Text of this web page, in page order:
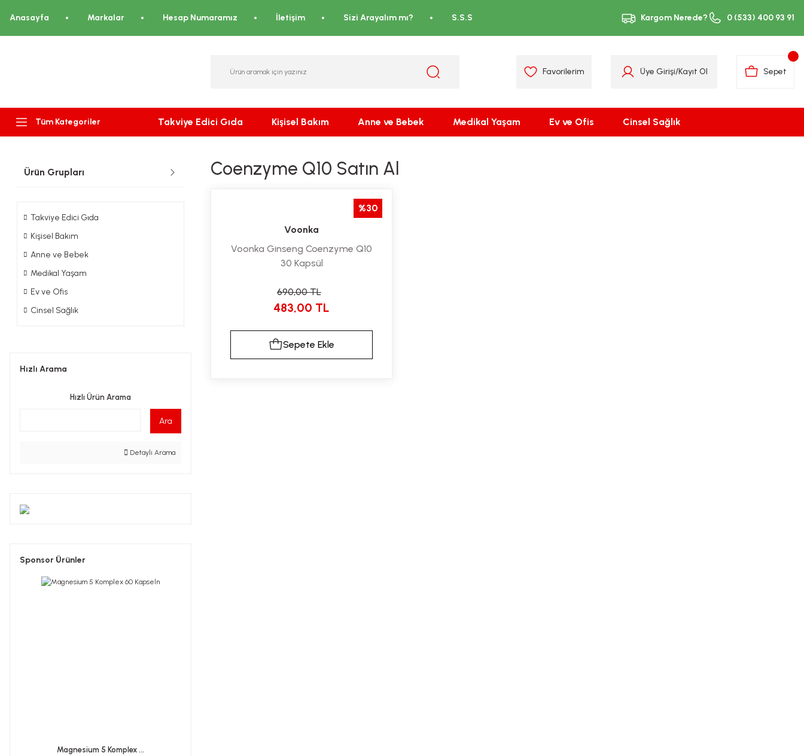
Anasayfa Markalar Hesap Numaramız İletişim Sizi Arayalım mı? S.S.S Kargom Nerede? 0 (533) 400 93 91
Favorilerim Üye Girişi/Kayıt Ol Sepet
Tüm Kategoriler Takviye Edici Gıda Kişisel Bakım Anne ve Bebek Medikal Yaşam Ev ve Ofis Cinsel Sağlık
Ürün Grupları
Takviye Edici Gıda
Kişisel Bakım
Anne ve Bebek
Medikal Yaşam
Ev ve Ofis
Cinsel Sağlık
Hızlı Arama
Hızlı Ürün Arama
Ara
Detaylı Arama
Sponsor Ürünler
Magnesium 5 Komplex ...
Coenzyme Q10 Satın Al
%30
Voonka
Voonka Ginseng Coenzyme Q10
30 Kapsül
690,00 TL
483,00 TL
Sepete Ekle